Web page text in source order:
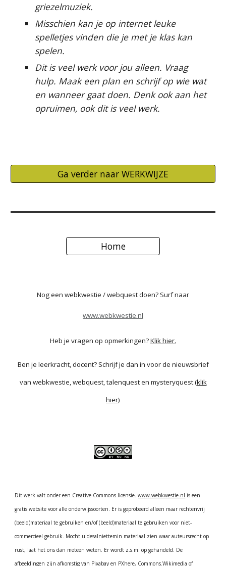
griezelmuziek.
Misschien kan je op internet leuke
spelletjes vinden die je met je klas kan
spelen.
Dit is veel werk voor jou alleen. Vraag
hulp. Maak een plan en schrijf op wie wat
en wanneer gaat doen. Denk ook aan het
opruimen, ook dit is veel werk.
Ga verder naar WERKWIJZE
Home
Nog een webkwestie / webquest doen? Surf naar
www.webkwestie.nl
Heb je vragen op opmerkingen?Klik hier.
Ben je leerkracht, docent? Schrijf je dan in voor de nieuwsbrief
van webkwestie, webquest, talenquest en mysteryquest (klik
hier)
Dit werk valt onder een Creative Commons licensie.www.webkwestie.nl is een
gratis website voor alle onderwijssoorten. Er is geprobeerd alleen maar rechtenvrij
(beeld)materiaal te gebruiken en/of (beeld)materiaal te gebruiken voor niet-
commercieel gebruik. Mocht u desalniettemin materiaal zien waar auteursrecht op
rust, laat het ons dan meteen weten. Er wordt z.s.m. op gehandeld. De
afbeeldingen zijn afkomstig van Pixabay en PXhere, Commons.Wikimedia of